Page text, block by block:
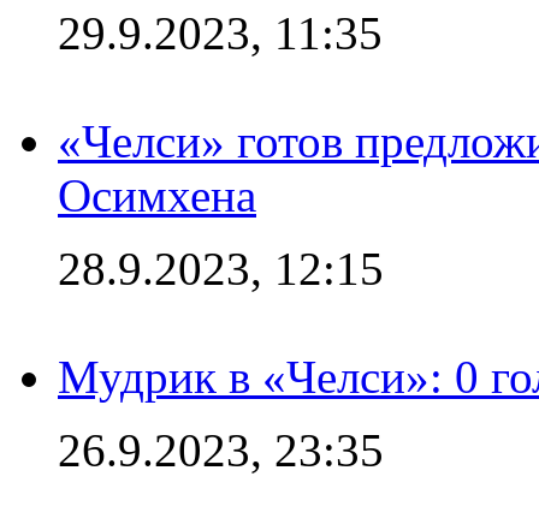
29.9.2023, 11:35
«Челси» готов
Осимхена
28.9.2023, 12:15
Мудрик в «Челси»: 0
26.9.2023, 23:35